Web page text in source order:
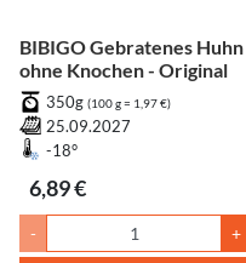
BIBIGO Gebratenes Huhn
ohne Knochen - Original
350g (100 g = 1,97 €)
25.09.2027
-18°
6,89 €
- +